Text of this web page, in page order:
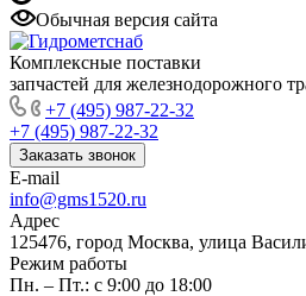
Обычная версия сайта
Комплексные поставки
запчастей для железнодорожного
+7 (495) 987-22-32
+7 (495) 987-22-32
Заказать звонок
E-mail
info@gms1520.ru
Адрес
125476, город Москва, улица
Режим работы
Пн. – Пт.: с 9:00 до 18:00